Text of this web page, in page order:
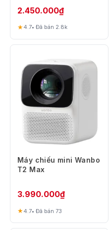
2.450.000₫
★4.7• Đã bán 2.8k
Máy chiếu mini Wanbo
T2 Max
3.990.000₫
★4.7• Đã bán 73